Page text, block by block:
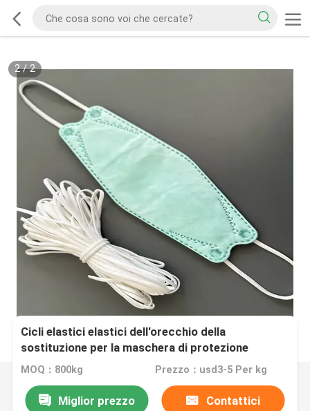
2/2
Cicli elastici elastici dell'orecchio della
sostituzione per la maschera di protezione
coreana KF94 3.5mm 5.0mm
MOQ：800kg Prezzo：usd3-5 Per kg
Miglior prezzo Contattici